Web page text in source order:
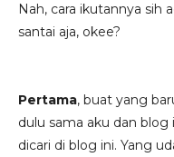
Nah, cara ikutannya sih
santai aja, okee?
Pertama, buat yang
dulu sama aku dan blog
dicari di blog ini. Yang